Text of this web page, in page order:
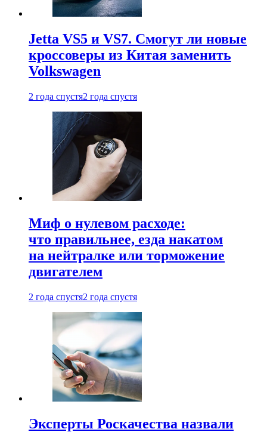
Jetta VS5 и VS7. Смогут ли новые
кроссоверы из Китая заменить
Volkswagen
2 года спустя2 года спустя
Миф о нулевом расходе:
что правильнее, езда накатом
на нейтралке или торможение
двигателем
2 года спустя2 года спустя
Эксперты Роскачества назвали